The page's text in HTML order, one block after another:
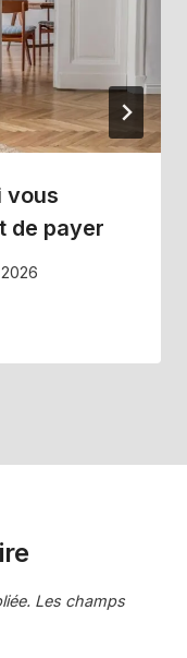
vous
de payer
Les champs